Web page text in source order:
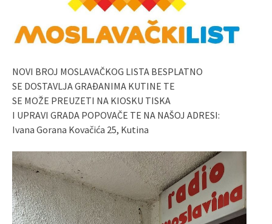
NOVI BROJ MOSLAVAČKOG LISTA BESPLATNO
SE DOSTAVLJA GRAĐANIMA KUTINE TE
SE MOŽE PREUZETI NA KIOSKU TISKA
I UPRAVI GRADA POPOVAČE TE NA NAŠOJ ADRESI:
Ivana Gorana Kovačića 25, Kutina